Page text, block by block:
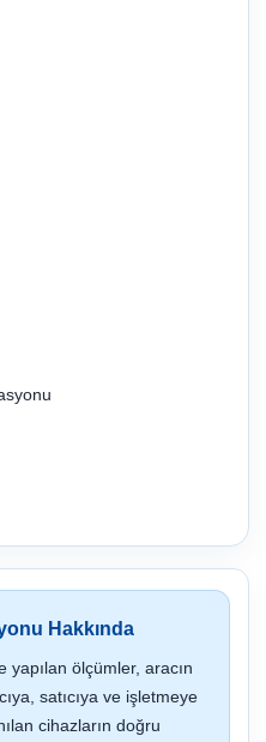
Hakkında
ölçümler, aracın
satıcıya ve işletmeye
cihazların doğru